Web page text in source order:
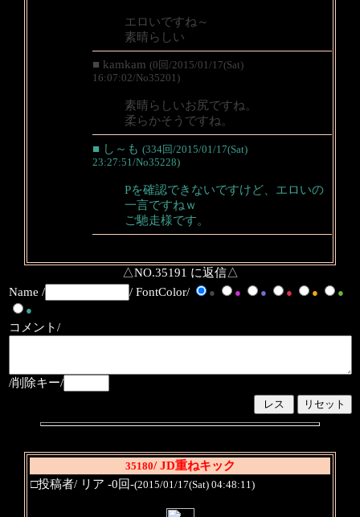
エロいですね～
素晴らしい
■ kamkam (0回/2015/01/17(Sat)
16:07:02/No35201)
素晴らしいお尻ですね。
柔らかそうですね。
■ し～も (334回/2015/01/17(Sat)
23:27:51/No35228)
Pを確認できないですけど、エロいの
一言ですねｗ
ご馳走様です。
△NO.35191 に返信△
Name /
/ FontColor/ ● ● ● ● ●
●
●
コメント/
/削除キー/
35180/ JD重ねキック
□投稿者/ リア -0回-(2015/01/17(Sat) 04:48:11)